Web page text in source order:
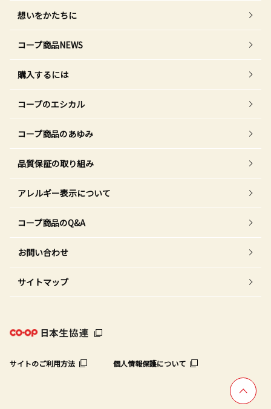
想いをかたちに
コープ商品NEWS
購入するには
コープのエシカル
コープ商品のあゆみ
品質保証の取り組み
アレルギー表示について
コープ商品のQ&A
お問い合わせ
サイトマップ
サイトのご利用方法 個人情報保護について